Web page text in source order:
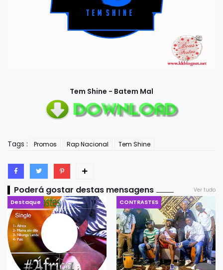
Tem Shine - Batem Mal
Tags : Promos Rap Nacional Tem Shine
Poderá gostar destas mensagens Ver tudo
Destaque CONTRASTES